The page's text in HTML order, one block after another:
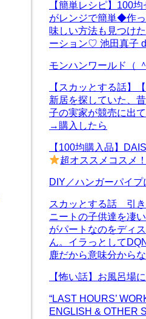
【簡単レシピ】100
がレンジで簡単◆作
味しい方法も見つけ
ーション♡ 池田真子
モンハンワールド（
【スカッとする話】
新居を探していた、
子の実家が競売に出
→購入したら
【100均購入品】
超オススメコスメ
DIY／ハンガーパイプ
スカッとする話 引
ニートの子供達を凄
がパートなのをディ
ん。イラっとして
鹿だから意味分から
【怖い話】お風呂場
“LAST HOURS’
ENGLISH & OTHER